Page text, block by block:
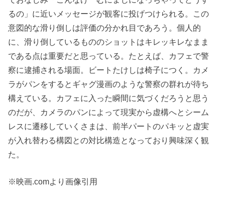
るの」に近いメッセージが観客に投げつけられる。この
意図的な滑り倒しは評価の分かれ目であろう。個人的
に、滑り倒しているもののショットはキレッキレなまま
である点は重要だと思っている。たとえば、カフェで警
察に逮捕される場面。ビートたけしは椅子につく。カメ
ラがパンをするとギャグ漫画のような警察の群れが待ち
構えている。カフェに入った瞬間に気づくだろうと思う
のだが、カメラのパンによって現実から虚構へとシーム
レスに遷移していくさまは、前半パートのパキッと虚実
が入れ替わる構図との対比構造となっており興味深く観
た。
※映画.comより画像引用